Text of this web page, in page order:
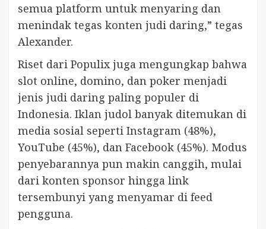
semua platform untuk menyaring dan
menindak tegas konten judi daring,” tegas
Alexander.
Riset dari Populix juga mengungkap bahwa
slot online, domino, dan poker menjadi
jenis judi daring paling populer di
Indonesia. Iklan judol banyak ditemukan di
media sosial seperti Instagram (48%),
YouTube (45%), dan Facebook (45%). Modus
penyebarannya pun makin canggih, mulai
dari konten sponsor hingga link
tersembunyi yang menyamar di feed
pengguna.